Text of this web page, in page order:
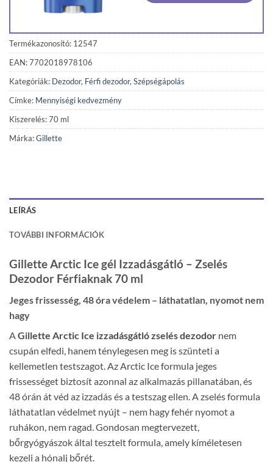
Termékazonosító: 12547
EAN: 7702018978106
Kategóriák: Dezodor, Férfi dezodor,Szépségápolás
Címke: Mennyiségi kedvezmény
Kiszerelés: 70 ml
Márka:Gillette
LEÍRÁS
TOVÁBBI INFORMÁCIÓK
Gillette Arctic Ice gél Izzadásgátló – Zselés
Dezodor Férfiaknak 70 ml
Jeges frissesség, 48 óra védelem – láthatatlan, nyomot nem
hagy
A Gillette Arctic Ice izzadásgátló zselés dezodor nem
csupán elfedi, hanem ténylegesen meg is szünteti a
kellemetlen testszagot. Az Arctic Ice formula jeges
frissességet biztosít azonnal az alkalmazás pillanatában, és
48 órán át véd az izzadás és a testszag ellen. A zselés formula
láthatatlan védelmet nyújt – nem hagy fehér nyomot a
ruhákon, nem ragad. Gondosan megtervezett,
bőrgyógyászok által tesztelt formula, amely kíméletesen
kezeli a hónalj bőrét.